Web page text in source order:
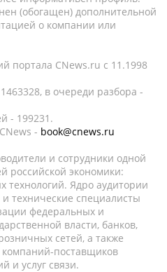
(обогащен) дополнительной
о компании или
портала CNews.ru c 11.1998
в очереди разбора -
- 199231.
- book@cnews.ru
и сотрудники одной
российской экономики:
Ядро аудитории
технические специалисты
федеральных и
власти, банков,
сетей, а также
компаний-поставщиков
и услуг связи.